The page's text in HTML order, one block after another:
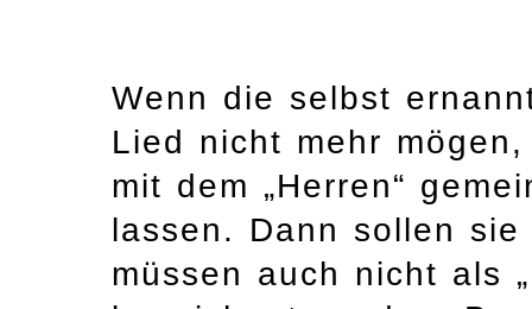
Wenn die selbst
Lied nicht mehr
mit dem „Herren“
lassen. Dann sollen
müssen auch nicht als